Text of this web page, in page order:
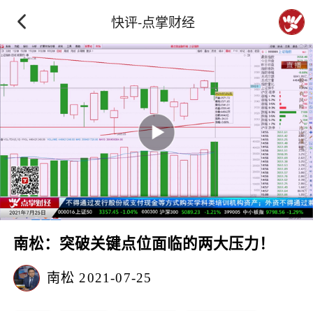
快评-点掌财经
南松：突破关键点位面临的两大压力！
南松 2021-07-25